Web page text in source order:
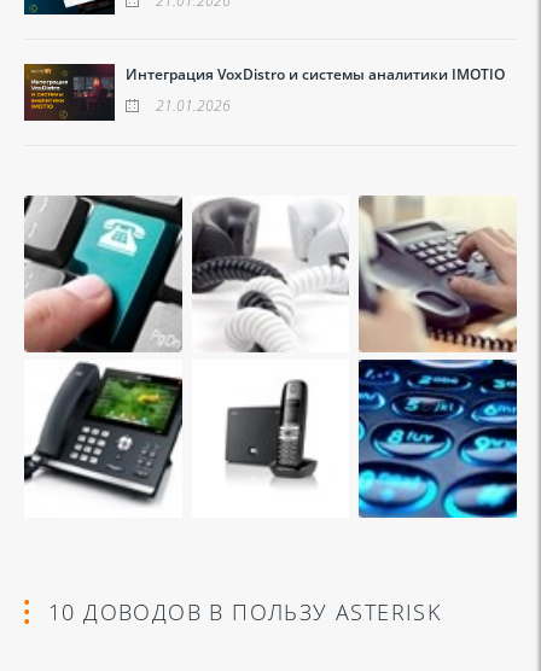
Интеграция VoxDistro и системы аналитики IMOTIO
21.01.2026
10 ДОВОДОВ В ПОЛЬЗУ ASTERISK